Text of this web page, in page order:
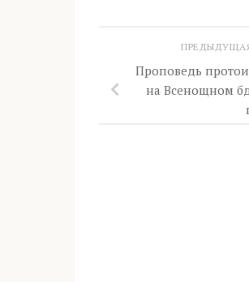
Проповедь
на Всенощном